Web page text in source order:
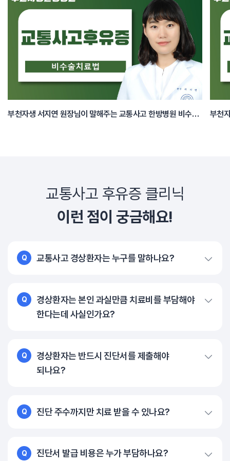
부천자생 서지연 원장님이 말해주는 교통사고 한방병원 비수술 치료법 부천
교통사고 후유증 클리닉
이런 점이 궁금해요!
Q 교통사고 경상환자는 누구를 말하나요?
Q
경상환자는 본인 과실만큼 치료비를 부담해야
한다는데 사실인가요?
Q
경상환자는 반드시 진단서를 제출해야
되나요?
Q 진단 주수까지만 치료 받을 수 있나요?
Q 진단서 발급 비용은 누가 부담하나요?